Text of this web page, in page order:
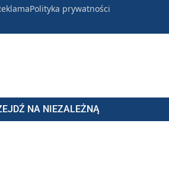
NA NIEZALEŻNĄ
Polityka prywatności